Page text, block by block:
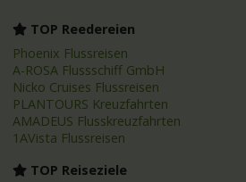
TOP Reedereien
Phoenix Flussreisen
A-ROSA Flussschiff GmbH
Nicko Cruises Flussreisen
PLANTOURS Kreuzfahrten
AMADEUS Flusskreuzfahrten
1AVista Flussreisen
TOP Reiseziele